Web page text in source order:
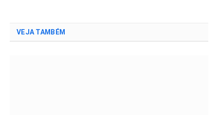
VEJA TAMBÉM